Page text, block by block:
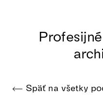
Späť na všetky